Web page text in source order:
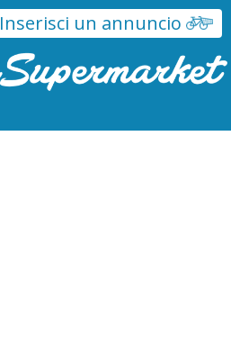
Inserisci un annuncio